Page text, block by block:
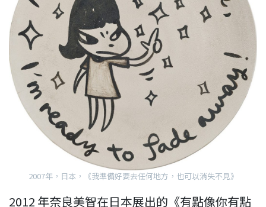
2007年，日本，《我準備好要去任何地方，也可以消失不見》
2012 年奈良美智在日本展出的《有點像你有點